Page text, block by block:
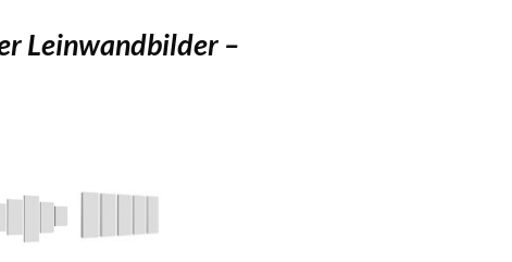
Leinwandbilder –